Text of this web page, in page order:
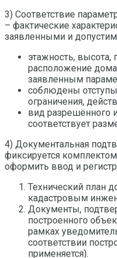
3) Соответствие
– фактические
заявленными и
этажность,
расположение дома
заявленным
соблюдены отступы
ограничения,
вид разрешённого
соответствует
4) Документальная
фиксируется
оформить ввод и
Технический план
кадастровым
Документы,
построенного
рамках
соответствии
применяется).